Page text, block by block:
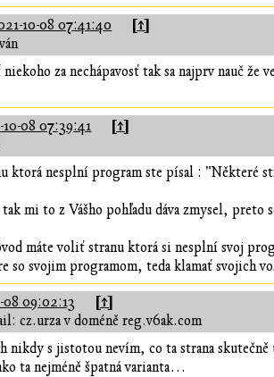
10-08 07:41:40 [↑]
za nechápavosť tak sa najprv nauč že
10-08 07:39:41 [↑]
ktorá nesplní program ste písal : "Některé
mi to z Vášho pohľadu dáva zmysel, preto
máte voliť stranu ktorá si nesplní svoj
so svojim programom, teda klamať svojich
08 09:02:13 [↑]
cz.urza v doméně reg.v6ak.com
nikdy s jistotou nevím, co ta strana
ta nejméně špatná varianta…